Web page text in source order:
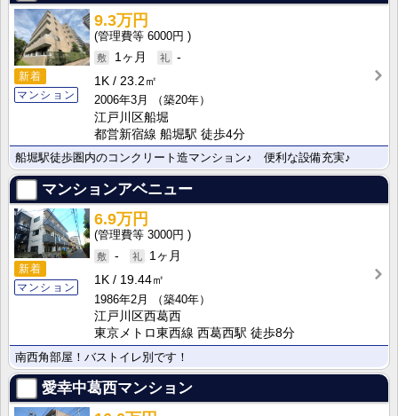
新着
マンション
9.3万円
6000円
1ヶ月
-
1K
23.2㎡
2006年3月
（築20年）
江戸川区船堀
都営新宿線 船堀駅 徒歩4分
船堀駅徒歩圏内のコンクリート造マンション♪ 便利な設備充実♪
マンションアベニュー
新着
マンション
6.9万円
3000円
-
1ヶ月
1K
19.44㎡
1986年2月
（築40年）
江戸川区西葛西
東京メトロ東西線 西葛西駅 徒歩8分
南西角部屋！バストイレ別です！
愛幸中葛西マンション